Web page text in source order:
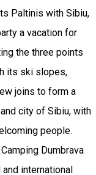
Paltinis with Sibiu,
a vacation for
the three points
its ski slopes,
joins to form a
city of Sibiu, with
people.
Dumbrava
international